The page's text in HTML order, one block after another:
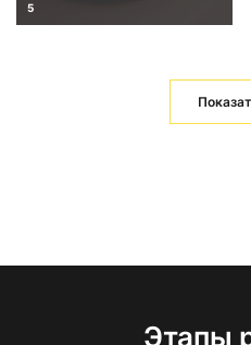
5
Этапы